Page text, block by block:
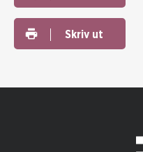
Skriv ut